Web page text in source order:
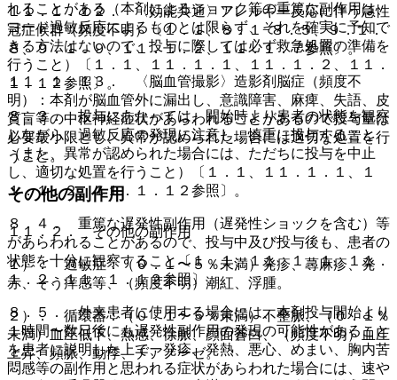
れることがある（本剤によるショック等の重篤な副作用は、
ヨード過敏反応によるものとは限らず、それを確実に予知で
きる方法はないので、投与に際しては必ず救急処置の準備を
行うこと）〔１．１、１１．１．１、１１．１．２、１１．
１．１２参照〕。
８．３． 投与にあたっては、開始時より患者の状態を観察
しながら、過敏反応の発現に注意し、慎重に投与すること
（また、異常が認められた場合には、ただちに投与を中止
し、適切な処置を行うこと）〔１．１、１１．１．１、１
１．１．２、１１．１．１２参照〕。
８．４． 重篤な遅発性副作用（遅発性ショックを含む）等
があらわれることがあるので、投与中及び投与後も、患者の
状態を十分に観察すること〔１．１、１１．１．１、１１．
１．２、１１．１．１２参照〕。
８．５． 外来患者に使用する場合には、本剤投与開始より
１時間〜数日後にも遅発性副作用の発現の可能性があること
を患者に説明した上で、発疹、発熱、悪心、めまい、胸内苦
悶感等の副作用と思われる症状があらわれた場合には、速や
１１．１．１２． 〈効能共通〉アレルギー反応に伴う急性
冠症候群（頻度不明）〔１．１、８．１−８．５、９．１．
８、９．１．９、１１．１．２、１１．１．７参照〕。
１１．１．１３． 〈脳血管撮影〉造影剤脳症（頻度不
明）：本剤が脳血管外に漏出し、意識障害、麻痺、失語、皮
質盲等の中枢神経症状があらわれることがあるので投与量は
必要最小限とし、異常が認められた場合には適切な処置を行
うこと。
その他の副作用
１１．２． その他の副作用
１）． 過敏症：（０．１〜５％未満）発疹、蕁麻疹、発
赤、そう痒感等、（頻度不明）潮紅、浮腫。
２）． 循環器：（０．１〜５％未満）不整脈、（０．１％
未満）血圧低下、熱感、徐脈、顔面蒼白、（頻度不明）血圧
上昇、頻脈、動悸、チアノーゼ。